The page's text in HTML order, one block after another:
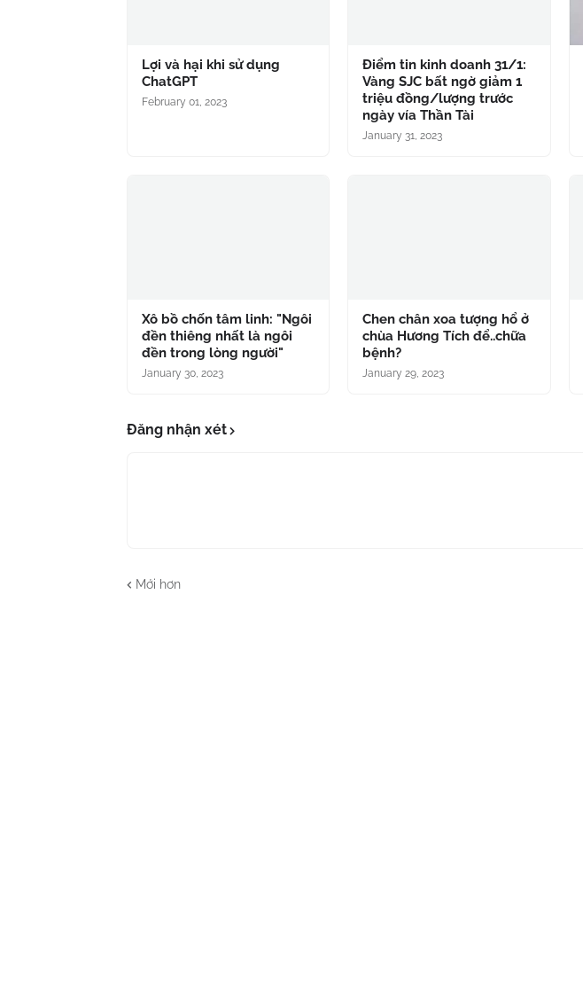
Lợi và hại khi sử dụng
ChatGPT
February 01, 2023
Điểm tin kinh doanh 31/1:
Vàng SJC bất ngờ giảm 1
triệu đồng/lượng trước
ngày vía Thần Tài
January 31, 2023
Xô bồ chốn tâm linh: "Ngôi
đền thiêng nhất là ngôi
đền trong lòng người"
January 30, 2023
Chen chân xoa tượng hổ ở
chùa Hương Tích để..chữa
bệnh?
January 29, 2023
Đăng nhận xét
Mới hơn